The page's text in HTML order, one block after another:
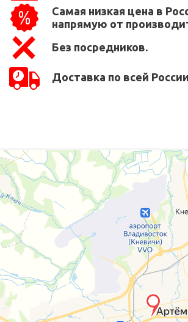
Самая низкая цена в
напрямую от
Без посредников.
Доставка по всей